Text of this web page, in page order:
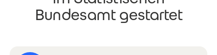
Bundesamt gestartet